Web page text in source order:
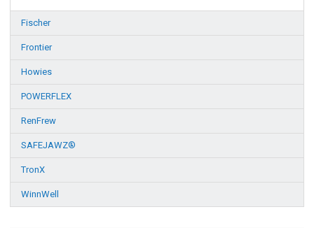
Fischer
Frontier
Howies
POWERFLEX
RenFrew
SAFEJAWZ®
TronX
WinnWell